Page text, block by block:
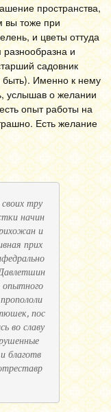
пространства,
вы тоже при
и цветы оттуда
разнообразна и
садовник
быть). Именно к нему
услышав о желании
опыт работы на
Есть желание
тру
начин
и
прих
опытного
пос
во славу
благотв